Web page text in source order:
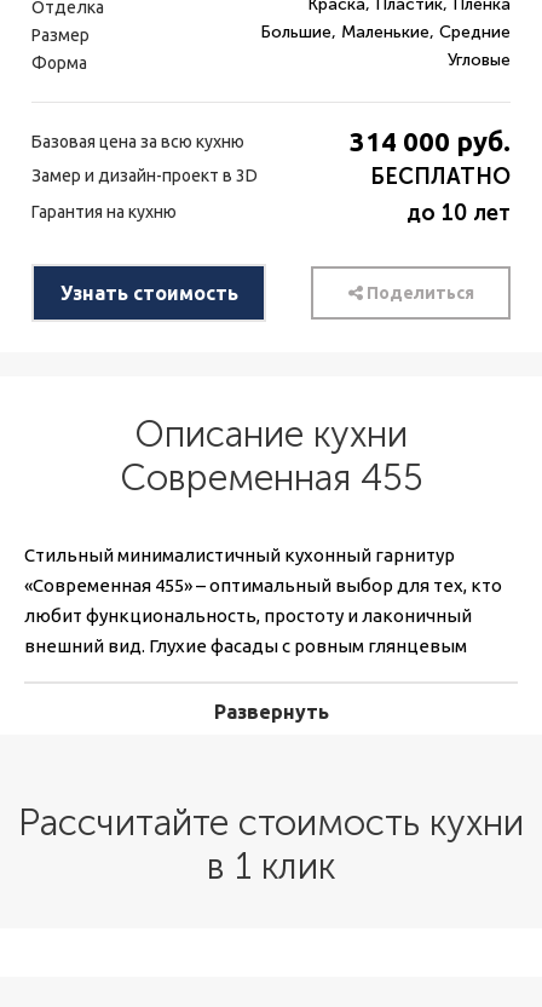
Описание кухни
Современная 455
Стильный минималистичный кухонный гарнитур
«Современная 455» – оптимальный выбор для тех, кто
любит функциональность, простоту и лаконичный
внешний вид. Глухие фасады с ровным глянцевым
идеальную базу для кухонного интерьера. Белая
Кухня выполняется под заказ. Это значит, что,
параметры будут полностью соответствовать вашему
Развернуть
Отделка Краска, Пластик, Пленка
Размер Большие, Маленькие, Средние
Форма Угловые
Базовая цена за всю кухню 314 000 руб.
Замер и дизайн-проект в 3D БЕСПЛАТНО
Гарантия на кухню до 10 лет
Узнать стоимость Поделиться
Рассчитайте стоимость кухни
в 1 клик